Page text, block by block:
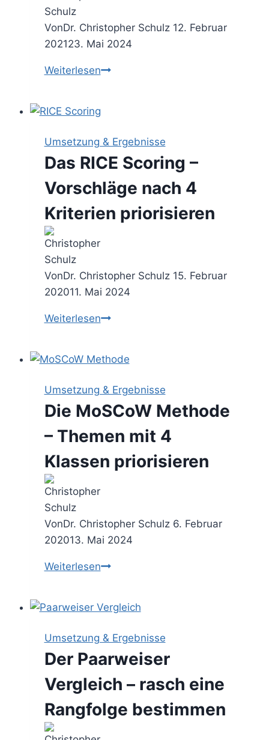
VonDr. Christopher Schulz 12. Februar
202123. Mai 2024
WeiterlesenRealistische
Fortschritt
–
entscheiden
Sie
selbst!
(Gastbeitrag)
Umsetzung & Ergebnisse
Das RICE Scoring –
Vorschläge nach 4
Kriterien priorisieren
VonDr. Christopher Schulz 15. Februar
202011. Mai 2024
WeiterlesenDas
–
Vorschläge
nach
4
Kriterien
Umsetzung & Ergebnisse
Die MoSCoW Methode
– Themen mit 4
Klassen priorisieren
VonDr. Christopher Schulz 6. Februar
202013. Mai 2024
WeiterlesenDie
–
Themen
4
Klassen
Umsetzung & Ergebnisse
Der Paarweiser
Vergleich – rasch eine
Rangfolge bestimmen